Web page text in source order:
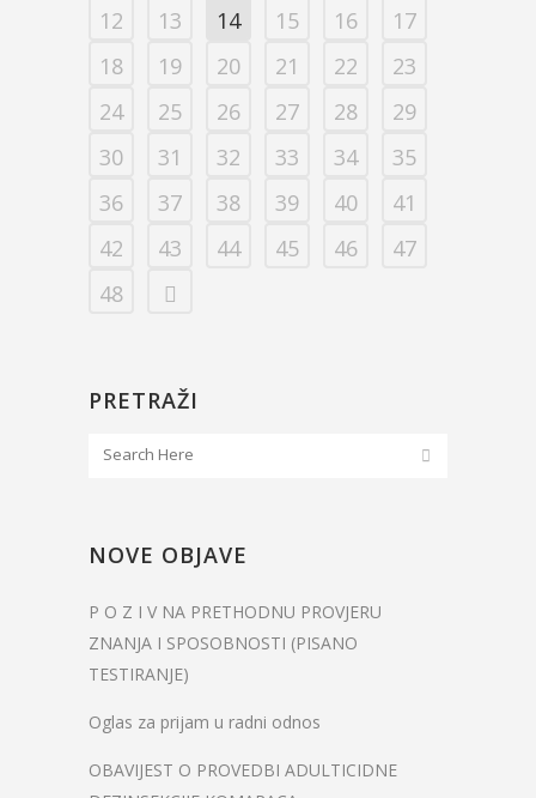
12 13 14 15 16
17
18
19 20 21 22
23
24
25 26 27 28
29
30
31 32 33 34
35
36
37 38 39 40
41
42
43 44 45 46
47
48
PRETRAŽI
NOVE OBJAVE
P O Z I V NA PRETHODNU PROVJERU
ZNANJA I SPOSOBNOSTI (PISANO
TESTIRANJE)
Oglas za prijam u radni odnos
OBAVIJEST O PROVEDBI ADULTICIDNE